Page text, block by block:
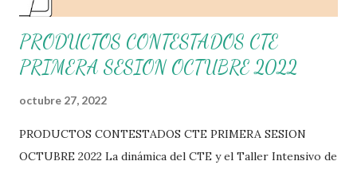
PRODUCTOS CONTESTADOS CTE
PRIMERA SESION OCTUBRE 2022
octubre 27, 2022
PRODUCTOS CONTESTADOS CTE PRIMERA SESION
OCTUBRE 2022 La dinámica del CTE y el Taller Intensivo de